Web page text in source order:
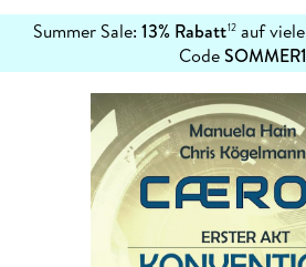
Summer Sale: 13% Rabatt12auf
Code
erfahren